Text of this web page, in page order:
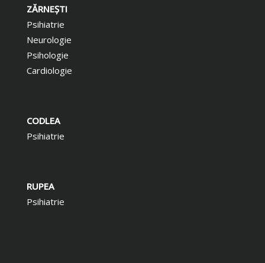
ZĂRNEŞTI
Psihiatrie
Neurologie
Psihologie
Cardiologie
CODLEA
Psihiatrie
RUPEA
Psihiatrie